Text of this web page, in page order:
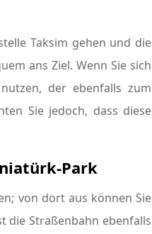
Taksim gehen und die
ans Ziel. Wenn Sie sich
der ebenfalls zum
Sie jedoch, dass diese
Park
von dort aus können Sie
die Straßenbahn ebenfalls